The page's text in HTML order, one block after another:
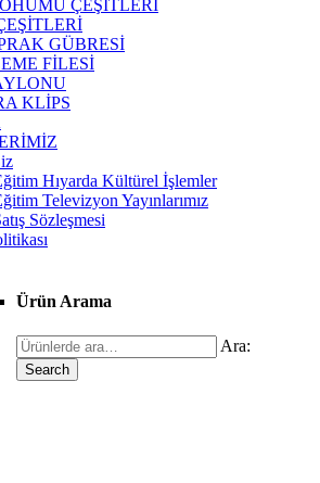
ÇEŞİTLERİ
GÜBRESİ
FİLESİ
KLİPS
Hıyarda Kültürel İşlemler
Televizyon Yayınlarımız
Sözleşmesi
Ürün Arama
Ara:
Search